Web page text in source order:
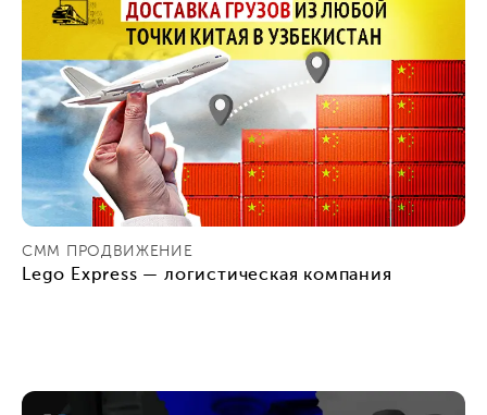
СММ ПРОДВИЖЕНИЕ
Lego Express — логистическая компания